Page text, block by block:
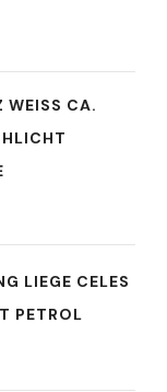
WEISS CA.
LIEGE CELES
PETROL